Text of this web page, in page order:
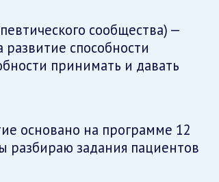
сообщества) —
способности
принимать и давать
основано на программе 12
разбираю задания пациентов